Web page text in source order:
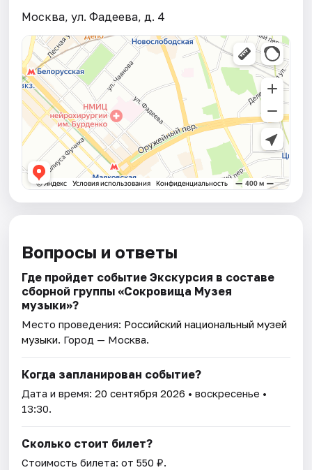
Москва, ул. Фадеева, д. 4
Вопросы и ответы
Где пройдет событие Экскурсия в составе
сборной группы «Сокровища Музея
музыки»?
Место проведения: Российский национальный музей
музыки. Город — Москва.
Когда запланирован событие?
Дата и время:20 сентября 2026 • воскресенье •
13:30.
Сколько стоит билет?
Стоимость билета: от 550 ₽.